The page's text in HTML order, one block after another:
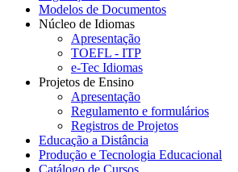
Modelos de Documentos
Núcleo de Idiomas
Apresentação
TOEFL - ITP
e-Tec Idiomas
Projetos de Ensino
Apresentação
Regulamento e formulários
Registros de Projetos
Educação a Distância
Produção e Tecnologia Educacional